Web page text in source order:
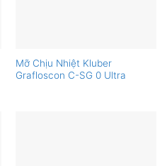
Mỡ Chịu Nhiệt Kluber
Grafloscon C-SG 0 Ultra